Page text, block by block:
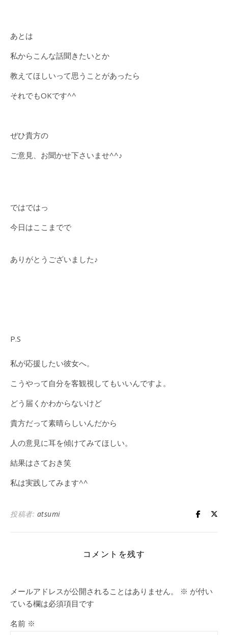
あとは
私からこんな話聞きたいとか
教えてほしいって思うことがあったら
それでもOKです^^
ぜひ貴方の
ご意見、お聞かせ下さいませ^^♪
ではではっ
今日はここまでで
ありがとうございました♪
P.S
私が応援したい彼女へ。
こうやって自分を客観視してもいいんですよ。
どう届くかわからないけど
貴方だって素晴らしいんだから
人の意見に耳を傾けてみてほしい。
結果はさておき笑
私は実践してみます^^
投稿者: atsumi
コメントを残す
メールアドレスが公開されることはありません。 ※ が付い
ている欄は必須項目です
名前 ※